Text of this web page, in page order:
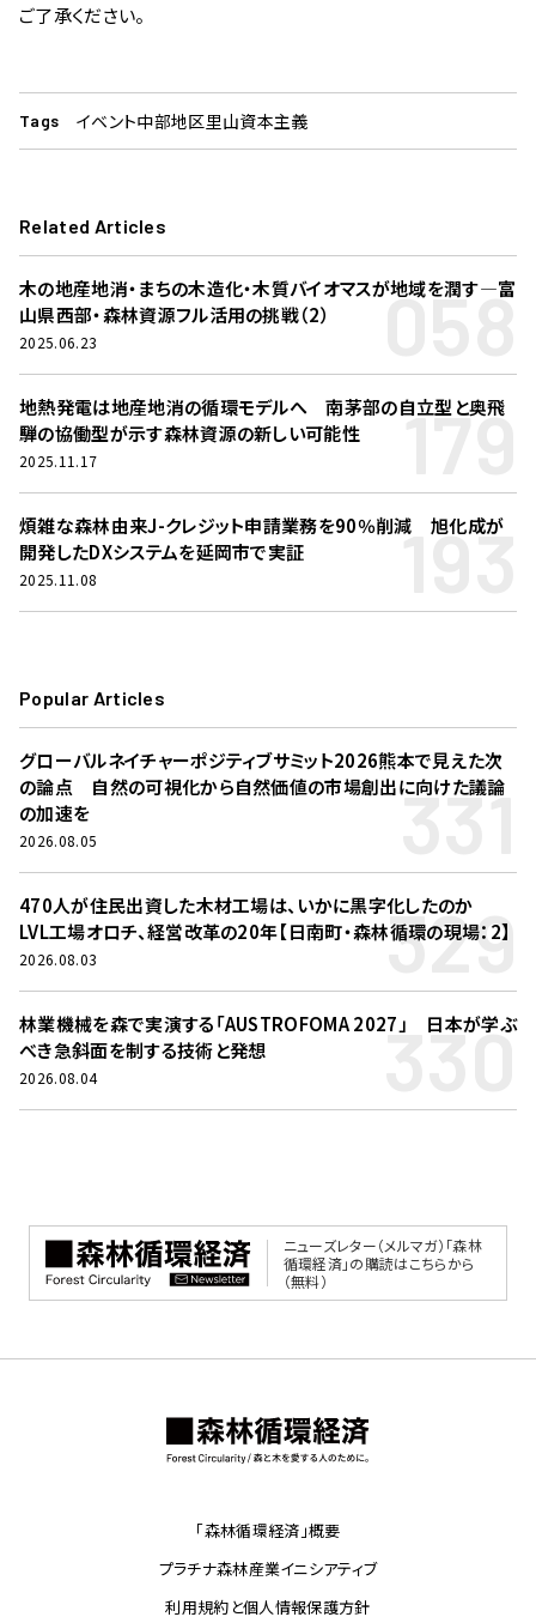
ご了承ください。
Tags イベント中部地区里山資本主義
Related Articles
木の地産地消・まちの木造化・木質バイオマスが地域を潤す―富
山県西部・森林資源フル活用の挑戦（2）
058
2025.06.23
地熱発電は地産地消の循環モデルへ 南茅部の自立型と奥飛
騨の協働型が示す森林資源の新しい可能性
179
2025.11.17
煩雑な森林由来J-クレジット申請業務を90％削減 旭化成が
開発したDXシステムを延岡市で実証
193
2025.11.08
Popular Articles
グローバルネイチャーポジティブサミット2026熊本で見えた次
の論点 自然の可視化から自然価値の市場創出に向けた議論
の加速を
331
2026.08.05
470人が住民出資した木材工場は、いかに黒字化したのか
LVL工場オロチ、経営改革の20年【日南町・森林循環の現場：2】
329
2026.08.03
林業機械を森で実演する「AUSTROFOMA 2027」 日本が学ぶ
べき急斜面を制する技術と発想
330
2026.08.04
ニューズレター（メルマガ）「森林
循環経済」の購読はこちらから
（無料）
「森林循環経済」概要
プラチナ森林産業イニシアティブ
利用規約と個人情報保護方針